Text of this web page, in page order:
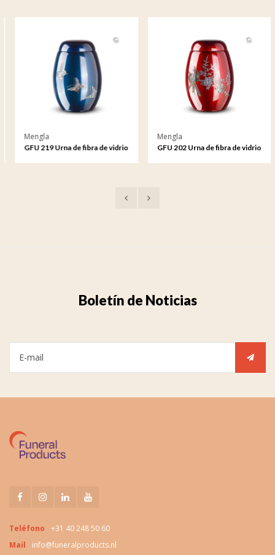
Mengla
GFU 219 Urna de fibra de vidrio
Mengla
GFU 202 Urna de fibra de vidrio
Boletín de Noticias
Teléfono
+31 40 248 50 60
Mail
info@funeralproducts.nl